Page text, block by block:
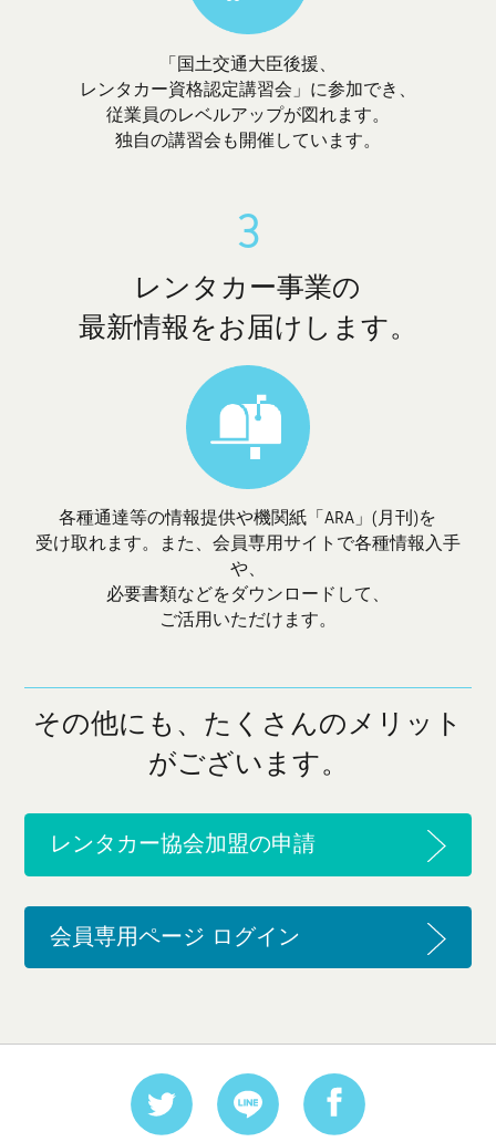
「国土交通大臣後援、
レンタカー資格認定講習会」に参加でき、
従業員のレベルアップが図れます。
独自の講習会も開催しています。
3
レンタカー事業の
最新情報をお届けします。
各種通達等の情報提供や機関紙「ARA」(月刊)を
受け取れます。また、会員専用サイトで各種情報入手
や、
必要書類などをダウンロードして、
ご活用いただけます。
その他にも、たくさんのメリット
がございます。
レンタカー協会加盟の申請
会員専用ページ ログイン